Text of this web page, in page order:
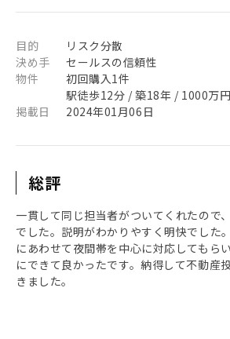
目的
リスク分散
決め手
セールスの信頼性
物件
初回購入1件
駅徒歩12分 / 築18年 / 1000万
掲載日
2024年01月06日
総評
一貫して同じ担当者がついてくれたので
でした。説明がわかりやすく明快でした
にあわせて夜間帯を中心に対応してもら
にできて良かったです。納得して不動産
きました。